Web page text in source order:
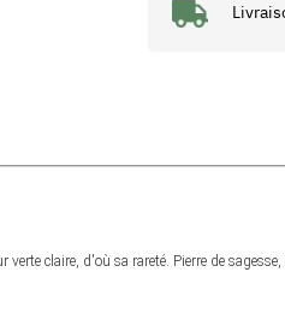
verte claire, d'où sa rareté. Pierre de